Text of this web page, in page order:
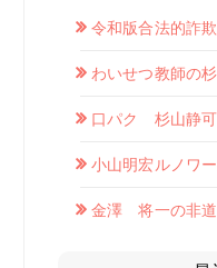
令和版合法的詐
わいせつ教師の
口パク 杉山静可
小山明宏ルノワ
金澤 将一の非道